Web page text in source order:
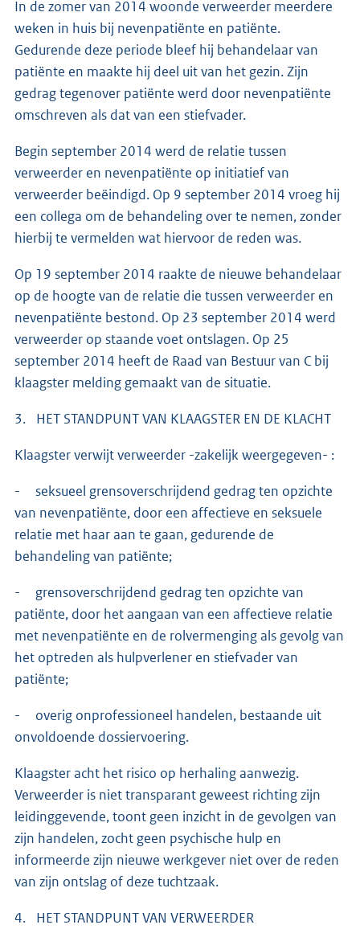
In de zomer van 2014 woonde verweerder meerdere
weken in huis bij nevenpatiënte en patiënte.
Gedurende deze periode bleef hij behandelaar van
patiënte en maakte hij deel uit van het gezin. Zijn
gedrag tegenover patiënte werd door nevenpatiënte
omschreven als dat van een stiefvader.
Begin september 2014 werd de relatie tussen
verweerder en nevenpatiënte op initiatief van
verweerder beëindigd. Op 9 september 2014 vroeg hij
een collega om de behandeling over te nemen, zonder
hierbij te vermelden wat hiervoor de reden was.
Op 19 september 2014 raakte de nieuwe behandelaar
op de hoogte van de relatie die tussen verweerder en
nevenpatiënte bestond. Op 23 september 2014 werd
verweerder op staande voet ontslagen. Op 25
september 2014 heeft de Raad van Bestuur van C bij
klaagster melding gemaakt van de situatie.
3. HET STANDPUNT VAN KLAAGSTER EN DE KLACHT
Klaagster verwijt verweerder -zakelijk weergegeven- :
- seksueel grensoverschrijdend gedrag ten opzichte
van nevenpatiënte, door een affectieve en seksuele
relatie met haar aan te gaan, gedurende de
behandeling van patiënte;
- grensoverschrijdend gedrag ten opzichte van
patiënte, door het aangaan van een affectieve relatie
met nevenpatiënte en de rolvermenging als gevolg van
het optreden als hulpverlener en stiefvader van
patiënte;
- overig onprofessioneel handelen, bestaande uit
onvoldoende dossiervoering.
Klaagster acht het risico op herhaling aanwezig.
Verweerder is niet transparant geweest richting zijn
leidinggevende, toont geen inzicht in de gevolgen van
zijn handelen, zocht geen psychische hulp en
informeerde zijn nieuwe werkgever niet over de reden
van zijn ontslag of deze tuchtzaak.
4. HET STANDPUNT VAN VERWEERDER